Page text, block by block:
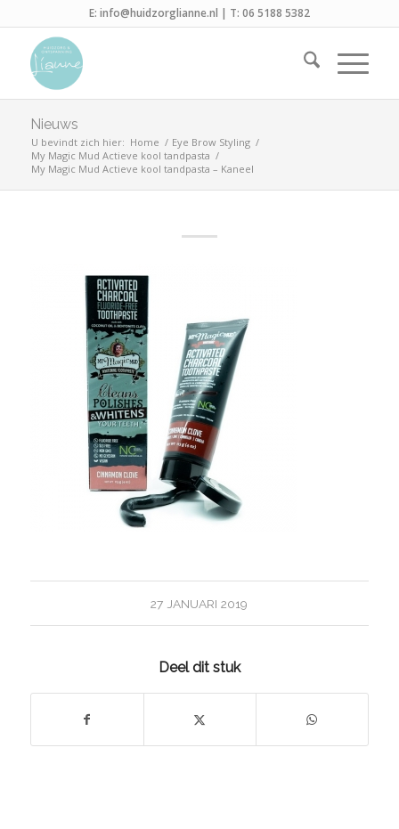
E: info@huidzorglianne.nl | T: 06 5188 5382
Nieuws
U bevindt zich hier: Home / Eye Brow Styling /
My Magic Mud Actieve kool tandpasta /
My Magic Mud Actieve kool tandpasta – Kaneel
27 JANUARI 2019
Deel dit stuk